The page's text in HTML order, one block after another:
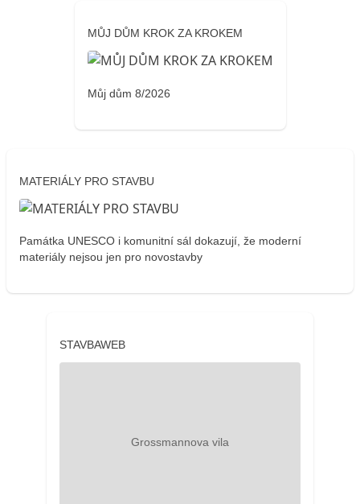
MŮJ DŮM KROK ZA KROKEM
Můj dům 8/2026
MATERIÁLY PRO STAVBU
Památka UNESCO i komunitní sál dokazují, že moderní
materiály nejsou jen pro novostavby
STAVBAWEB